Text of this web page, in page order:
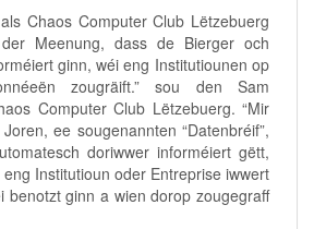
Chaos Computer Club Lëtzebuerg
Meenung, dass de Bierger och
ginn, wéi eng Institutiounen op
zougräift.” sou den Sam
Computer Club Lëtzebuerg. “Mir
ee sougenannten “Datenbréif”,
doriwwer informéiert gëtt,
Institutioun oder Entreprise iwwert
benotzt ginn a wien dorop zougegraff